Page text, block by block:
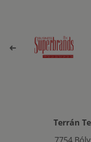
Terrán